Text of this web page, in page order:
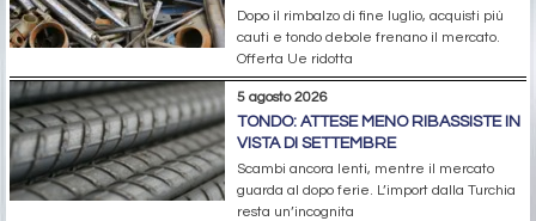
Dopo il rimbalzo di fine luglio, acquisti più
cauti e tondo debole frenano il mercato.
Offerta Ue ridotta
5 agosto 2026
TONDO: ATTESE MENO RIBASSISTE IN
VISTA DI SETTEMBRE
Scambi ancora lenti, mentre il mercato
guarda al dopo ferie. L’import dalla Turchia
resta un’incognita